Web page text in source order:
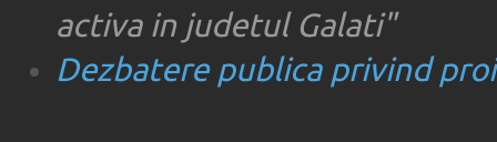
activa in judetul Galati"
Dezbatere publica privind